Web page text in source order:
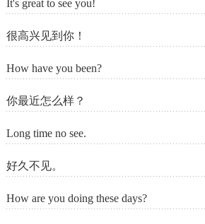
It's great to see you!
很高兴见到你！
How have you been?
你最近怎么样？
Long time no see.
好久不见。
How are you doing these days?